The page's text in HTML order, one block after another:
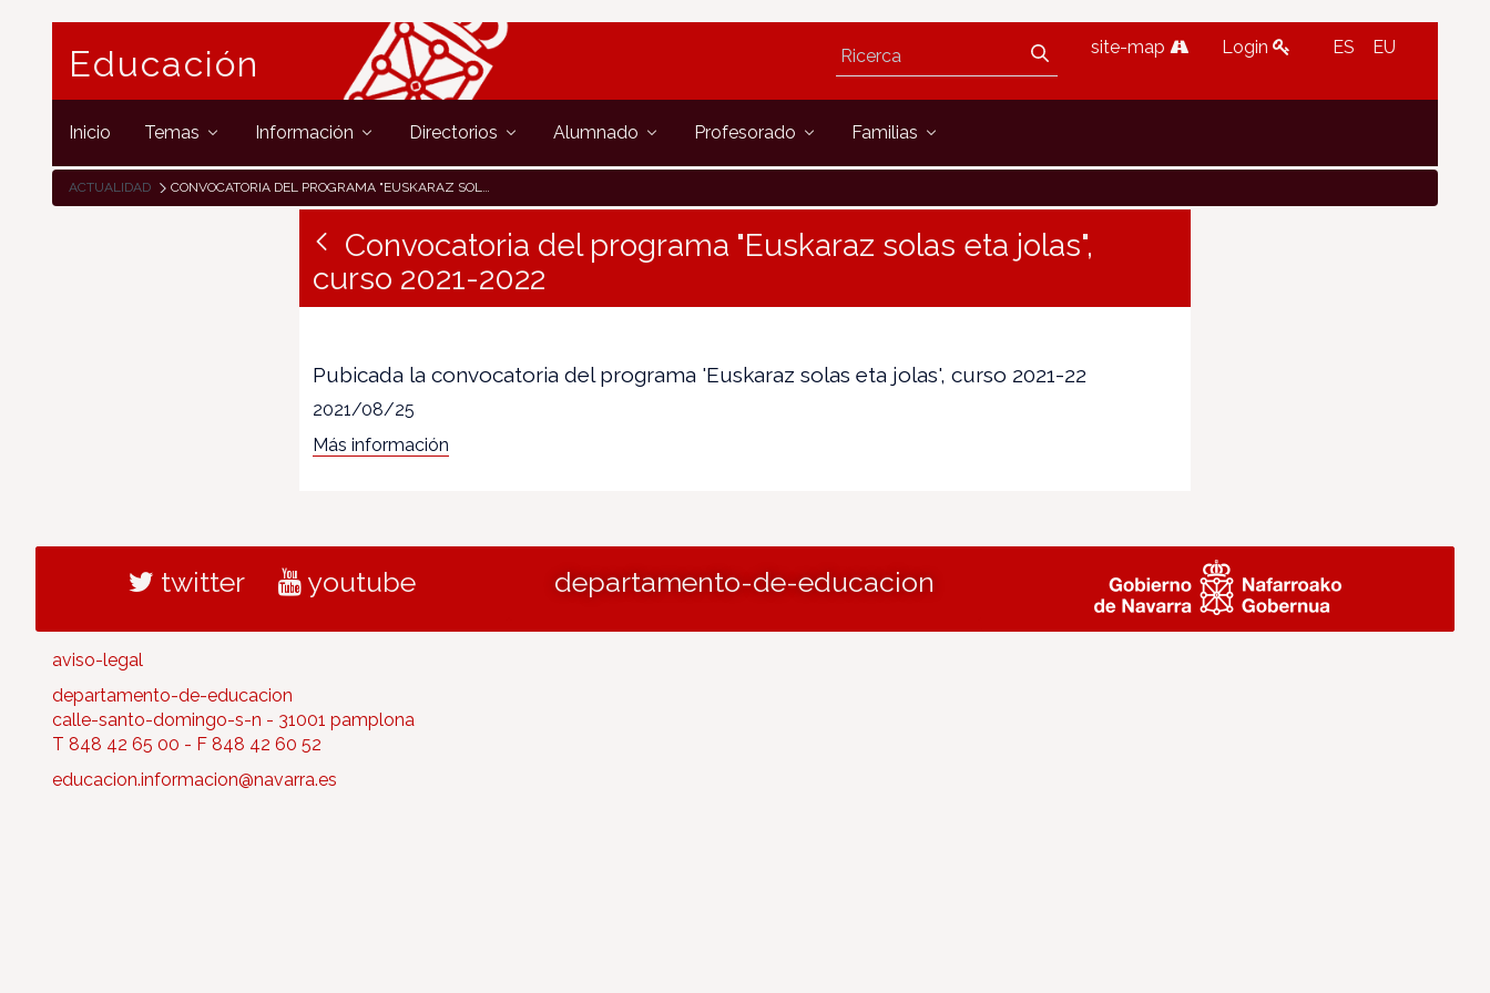
Educación site-map Login ES EU
Inicio Temas Información Directorios Alumnado Profesorado Familias
ACTUALIDAD CONVOCATORIA DEL PROGRAMA "EUSKARAZ SOLAS ETA JOLAS", CURSO 2021-2022
Convocatoria del programa "Euskaraz solas eta jolas",
curso 2021-2022
Pubicada la convocatoria del programa 'Euskaraz solas eta jolas', curso 2021-22
2021/08/25
Más información
twitter youtube departamento-de-educacion
aviso-legal
departamento-de-educacion
calle-santo-domingo-s-n - 31001 pamplona
T 848 42 65 00 - F 848 42 60 52
educacion.informacion@navarra.es